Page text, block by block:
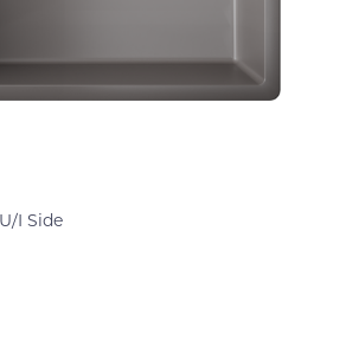
I Side